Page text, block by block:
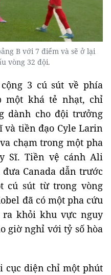
B với 7 điểm và sẽ ở lại
vòng 32 đội.
3 cú sút về phía
một khá tẻ nhạt, chỉ
dành cho đội trưởng
và tiền đạo Cyle Larin
chạm trong một pha
Sĩ. Tiền vệ cánh Ali
Canada dẫn trước
cú sút từ trong vòng
đã có một pha cứu
ra khỏi khu vực nguy
giờ nghỉ với tỷ số hòa
cục diện chỉ một phút